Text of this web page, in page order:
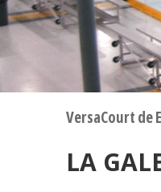
VersaCourt de
LA